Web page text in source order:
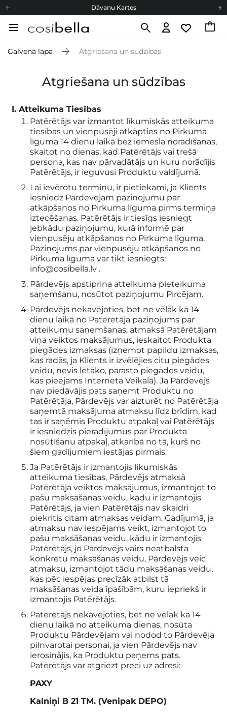
Dāvanu Kartes
Cosibella lojalitātes programma
Dāvanu Kartes
Galvenā lapa Atgriešana un sūdzības
Atgriešana un sūdzības
Atteikuma Tiesības
Patērētājs var izmantot likumiskās atteikuma
tiesības un vienpusēji atkāpties no Pirkuma
līguma 14 dienu laikā bez iemesla norādīšanas,
skaitot no dienas, kad Patērētājs vai trešā
persona, kas nav pārvadātājs un kuru norādījis
Patērētājs, ir ieguvusi Produktu valdījumā.
Lai ievērotu termiņu, ir pietiekami, ja Klients
iesniedz Pārdevējam paziņojumu par
atkāpšanos no Pirkuma līguma pirms termiņa
iztecēšanas. Patērētājs ir tiesīgs iesniegt
jebkādu paziņojumu, kurā informē par
vienpusēju atkāpšanos no Pirkuma līguma.
Paziņojums par vienpusēju atkāpšanos no
Pirkuma līguma var tikt iesniegts:
info@cosibella.lv .
Pārdevējs apstiprina atteikuma pieteikuma
saņemšanu, nosūtot paziņojumu Pircējam.
Pārdevējs nekavējoties, bet ne vēlāk kā 14
dienu laikā no Patērētāja paziņojums par
atteikumu saņemšanas, atmaksā Patērētājam
viņa veiktos maksājumus, ieskaitot Produkta
piegādes izmaksas (izņemot papildu izmaksas,
kas radās, ja Klients ir izvēlējies citu piegādes
veidu, nevis lētāko, parasto piegādes veidu,
kas pieejams Interneta Veikalā). Ja Pārdevējs
nav piedāvājis pats saņemt Produktu no
Patērētāja, Pārdevējs var aizturēt no Patērētāja
saņemtā maksājuma atmaksu līdz brīdim, kad
tas ir saņēmis Produktu atpakaļ vai Patērētājs
ir iesniedzis pierādījumus par Produkta
nosūtīšanu atpakaļ, atkarībā no tā, kurš no
šiem gadījumiem iestājas pirmais.
Ja Patērētājs ir izmantojis likumiskās
atteikuma tiesības, Pārdevējs atmaksā
Patērētāja veiktos maksājumus, izmantojot to
pašu maksāšanas veidu, kādu ir izmantojis
Patērētājs, ja vien Patērētājs nav skaidri
piekritis citam atmaksas veidam. Gadījumā, ja
atmaksu nav iespējams veikt, izmantojot to
pašu maksāšanas veidu, kādu ir izmantojis
Patērētājs, jo Pārdevējs vairs neatbalsta
konkrētu maksāšanas veidu, Pārdevējs veic
atmaksu, izmantojot tādu maksāšanas veidu,
kas pēc iespējas precīzāk atbilst tā
maksāšanas veida īpašībām, kuru iepriekš ir
izmantojis Patērētājs.
Patērētājs nekavējoties, bet ne vēlāk kā 14
dienu laikā no atteikuma dienas, nosūta
Produktu Pārdevējam vai nodod to Pārdevēja
pilnvarotai personai, ja vien Pārdevējs nav
ierosinājis, ka Produktu paņems pats.
Patērētājs var atgriezt preci uz adresi:
PAXY
Kalniņi B 21 TM. (Venipak DEPO)